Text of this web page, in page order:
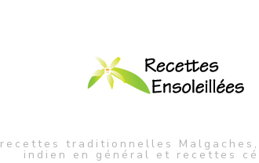
recettes traditionnelles
indien en général et recettes